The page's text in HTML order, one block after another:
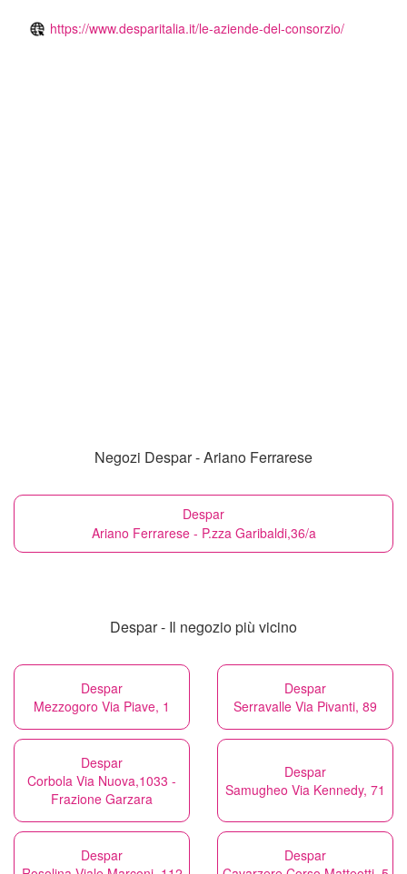
https://www.desparitalia.it/le-aziende-del-consorzio/
Negozi Despar - Ariano Ferrarese
Despar
Ariano Ferrarese - P.zza Garibaldi,36/a
Despar - Il negozio più vicino
Despar
Mezzogoro Via Piave, 1
Despar
Serravalle Via Pivanti, 89
Despar
Corbola Via Nuova,1033 -
Frazione Garzara
Despar
Samugheo Via Kennedy, 71
Despar
Despar